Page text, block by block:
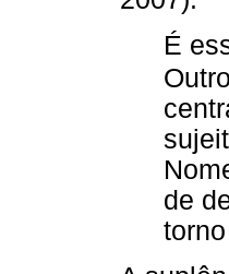
É
de